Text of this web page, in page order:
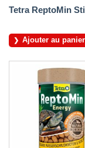
Tetra ReptoMin
Ajouter au panier